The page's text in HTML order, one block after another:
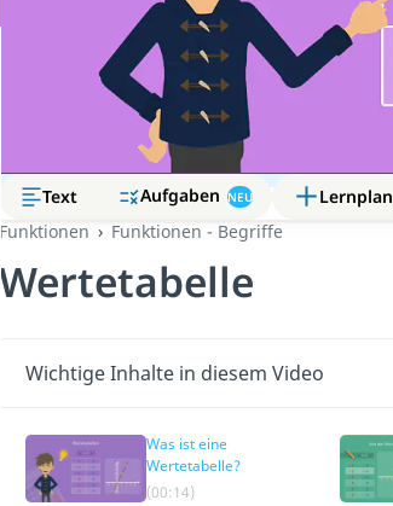
Text Aufgaben NEU Lernplan
Funktionen
Funktionen - Begriffe
Wertetabelle
Wichtige Inhalte in diesem Video
Was ist eine
Wertetabelle?
(00:14)